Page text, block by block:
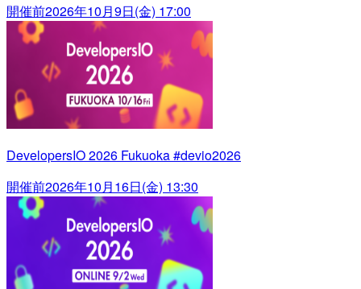
開催前2026年10月9日(金) 17:00
DevelopersIO 2026 Fukuoka #devio2026
開催前2026年10月16日(金) 13:30